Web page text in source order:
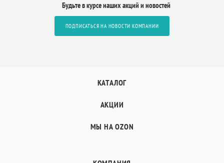
Будьте в курсе наших акций и новостей
ПОДПИСАТЬСЯ НА НОВОСТИ КОМПАНИИ
КАТАЛОГ
АКЦИИ
МЫ НА OZON